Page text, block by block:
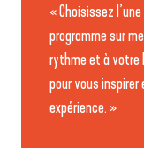
« Choisissez
programme sur
rythme et à votre
pour vous inspirer
expérience. »
Brière et